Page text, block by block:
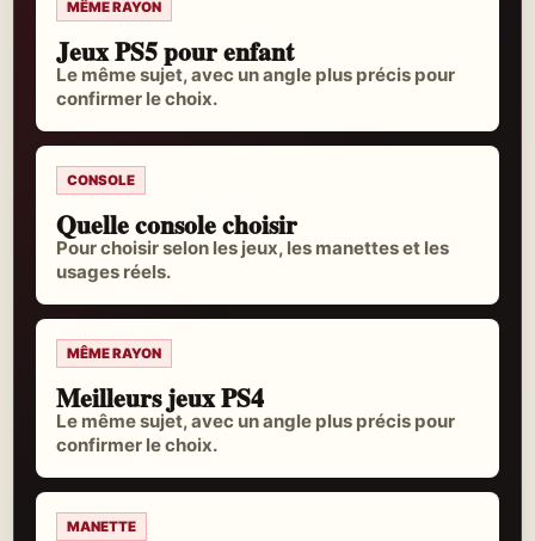
MÊME RAYON
Jeux PS5 pour enfant
Le même sujet, avec un angle plus précis pour
confirmer le choix.
CONSOLE
Quelle console choisir
Pour choisir selon les jeux, les manettes et les
usages réels.
MÊME RAYON
Meilleurs jeux PS4
Le même sujet, avec un angle plus précis pour
confirmer le choix.
MANETTE